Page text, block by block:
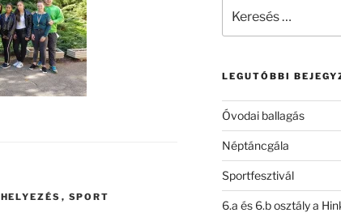
HELYEZÉS , SPORT
következő
LEGUTÓBBI
Óvodai ballagás
Néptáncgála
Sportfesztivál
6.a és 6.b osztály a